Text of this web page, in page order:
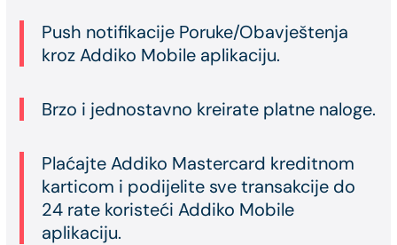
Push notifikacije Poruke/Obavještenja
kroz Addiko Mobile aplikaciju.
Brzo i jednostavno kreirate platne naloge.
Plaćajte Addiko Mastercard kreditnom
karticom i podijelite sve transakcije do
24 rate koristeći Addiko Mobile
aplikaciju.